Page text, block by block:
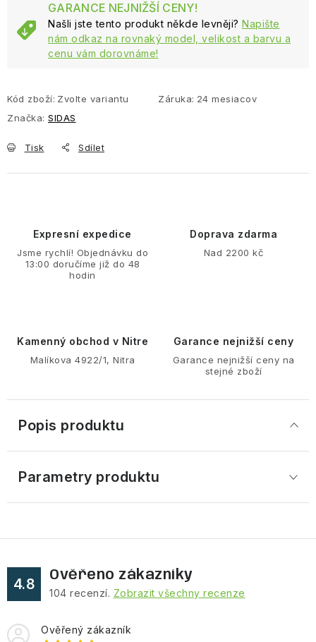
GARANCE NEJNIŽŠÍ CENY!
Našli jste tento produkt někde levněji? Napište
nám odkaz na rovnaký model, velikost a barvu a
cenu vám dorovnáme!
Kód zboží: Zvolte variantu Záruka: 24 mesiacov
Značka: SIDAS
Tisk Sdílet
Expresní expedice
Jsme rychlí! Objednávku do
13:00 doručíme již do 48
hodin
Doprava zdarma
Nad 2200 kč
Kamenný obchod v Nitre
Malíkova 4922/1, Nitra
Garance nejnižší ceny
Garance nejnižší ceny na
stejné zboží
Popis produktu
Parametry produktu
4.8
Ověřeno zákazníky
104 recenzí. Zobrazit všechny recenze
Ověřený zákazník